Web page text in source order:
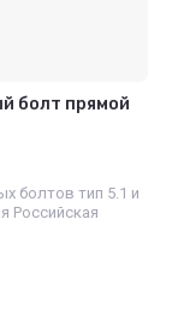
болт прямой
болтов тип 5.1 и
Российская